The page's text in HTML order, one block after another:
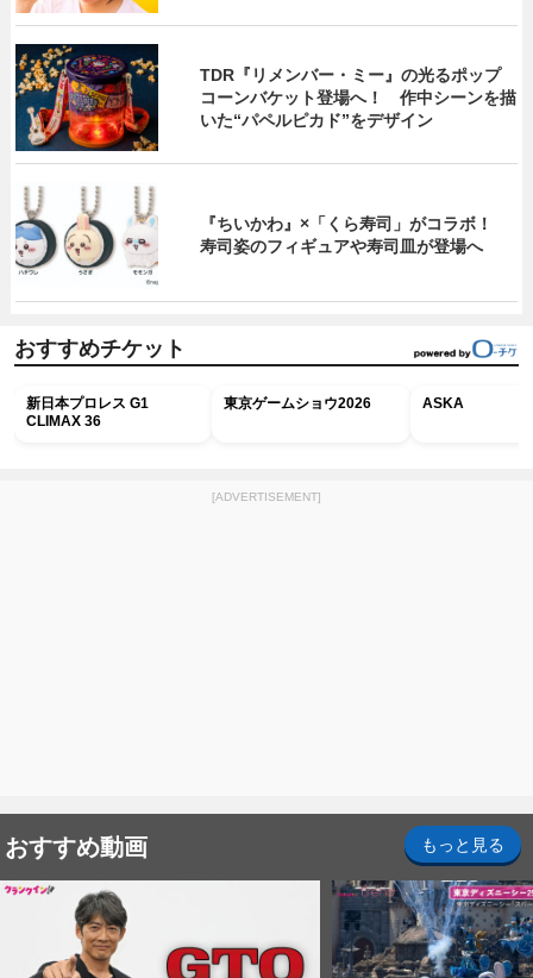
TDR『リメンバー・ミー』の光るポップ
コーンバケット登場へ！ 作中シーンを描
いた“パペルピカド”をデザイン
『ちいかわ』×「くら寿司」がコラボ！
寿司姿のフィギュアや寿司皿が登場へ
おすすめチケット
新日本プロレス G1
CLIMAX 36
東京ゲームショウ2026 ASKA
[ADVERTISEMENT]
おすすめ動画 もっと見る